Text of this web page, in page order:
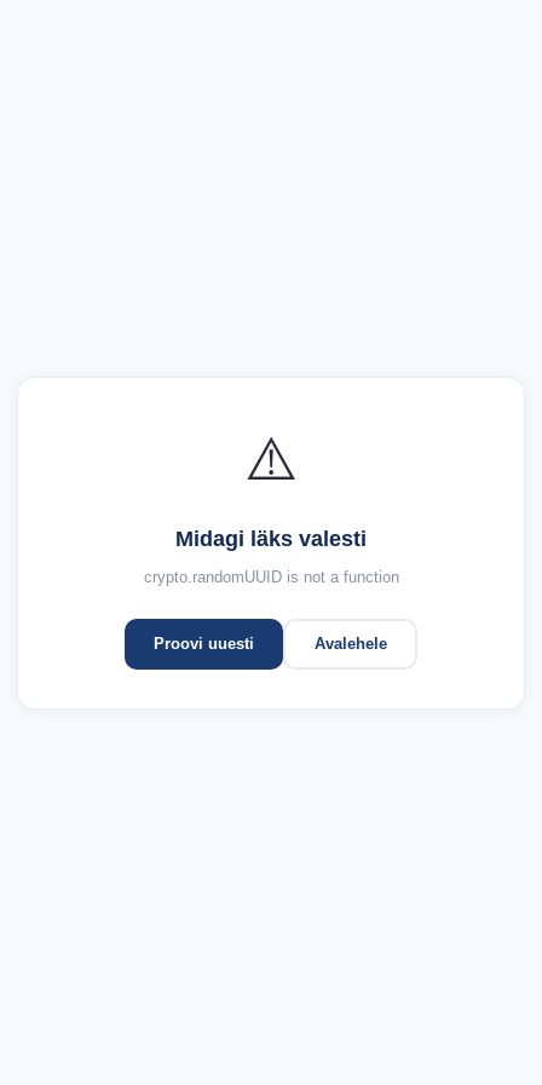
⚠️
Midagi läks valesti
crypto.randomUUID is not a function
Proovi uuesti Avalehele